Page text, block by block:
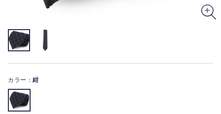
カラー： 紺